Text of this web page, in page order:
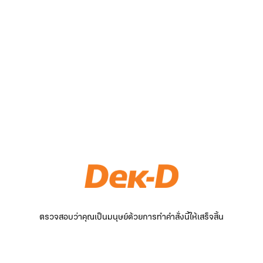
ตรวจสอบว่าคุณเป็นมนุษย์ด้วยการทำคำสั่งนี้ให้เสร็จสิ้น